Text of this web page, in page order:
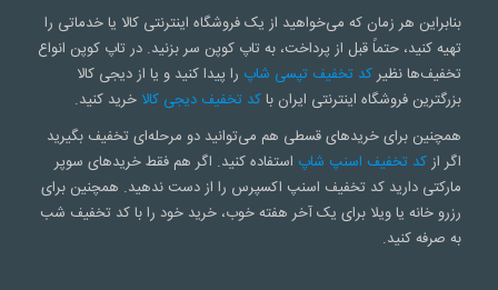
بنابراین هر زمان که می‌خواهید از یک فروشگاه اینترنتی کالا یا خدماتی را
تهیه کنید، حتماً قبل از پرداخت، به تاپ کوپن سر بزنید. در تاپ کوپن انواع
تخفیف‌ها نظیرکد تخفیف تپسی شاپ را پیدا کنید و یا از دیجی کالا
بزرگترین فروشگاه اینترنتی ایران باکد تخفیف دیجی کالا خرید کنید.
همچنین برای خریدهای قسطی هم می‌توانید دو مرحله‌ای تخفیف بگیرید
اگر ازکد تخفیف اسنپ شاپ استفاده کنید. اگر هم فقط خریدهای سوپر
مارکتی دارید کد تخفیف اسنپ اکسپرس را از دست ندهید. همچنین برای
رزرو خانه یا ویلا برای یک آخر هفته خوب، خرید خود را با کد تخفیف شب
به صرفه کنید.